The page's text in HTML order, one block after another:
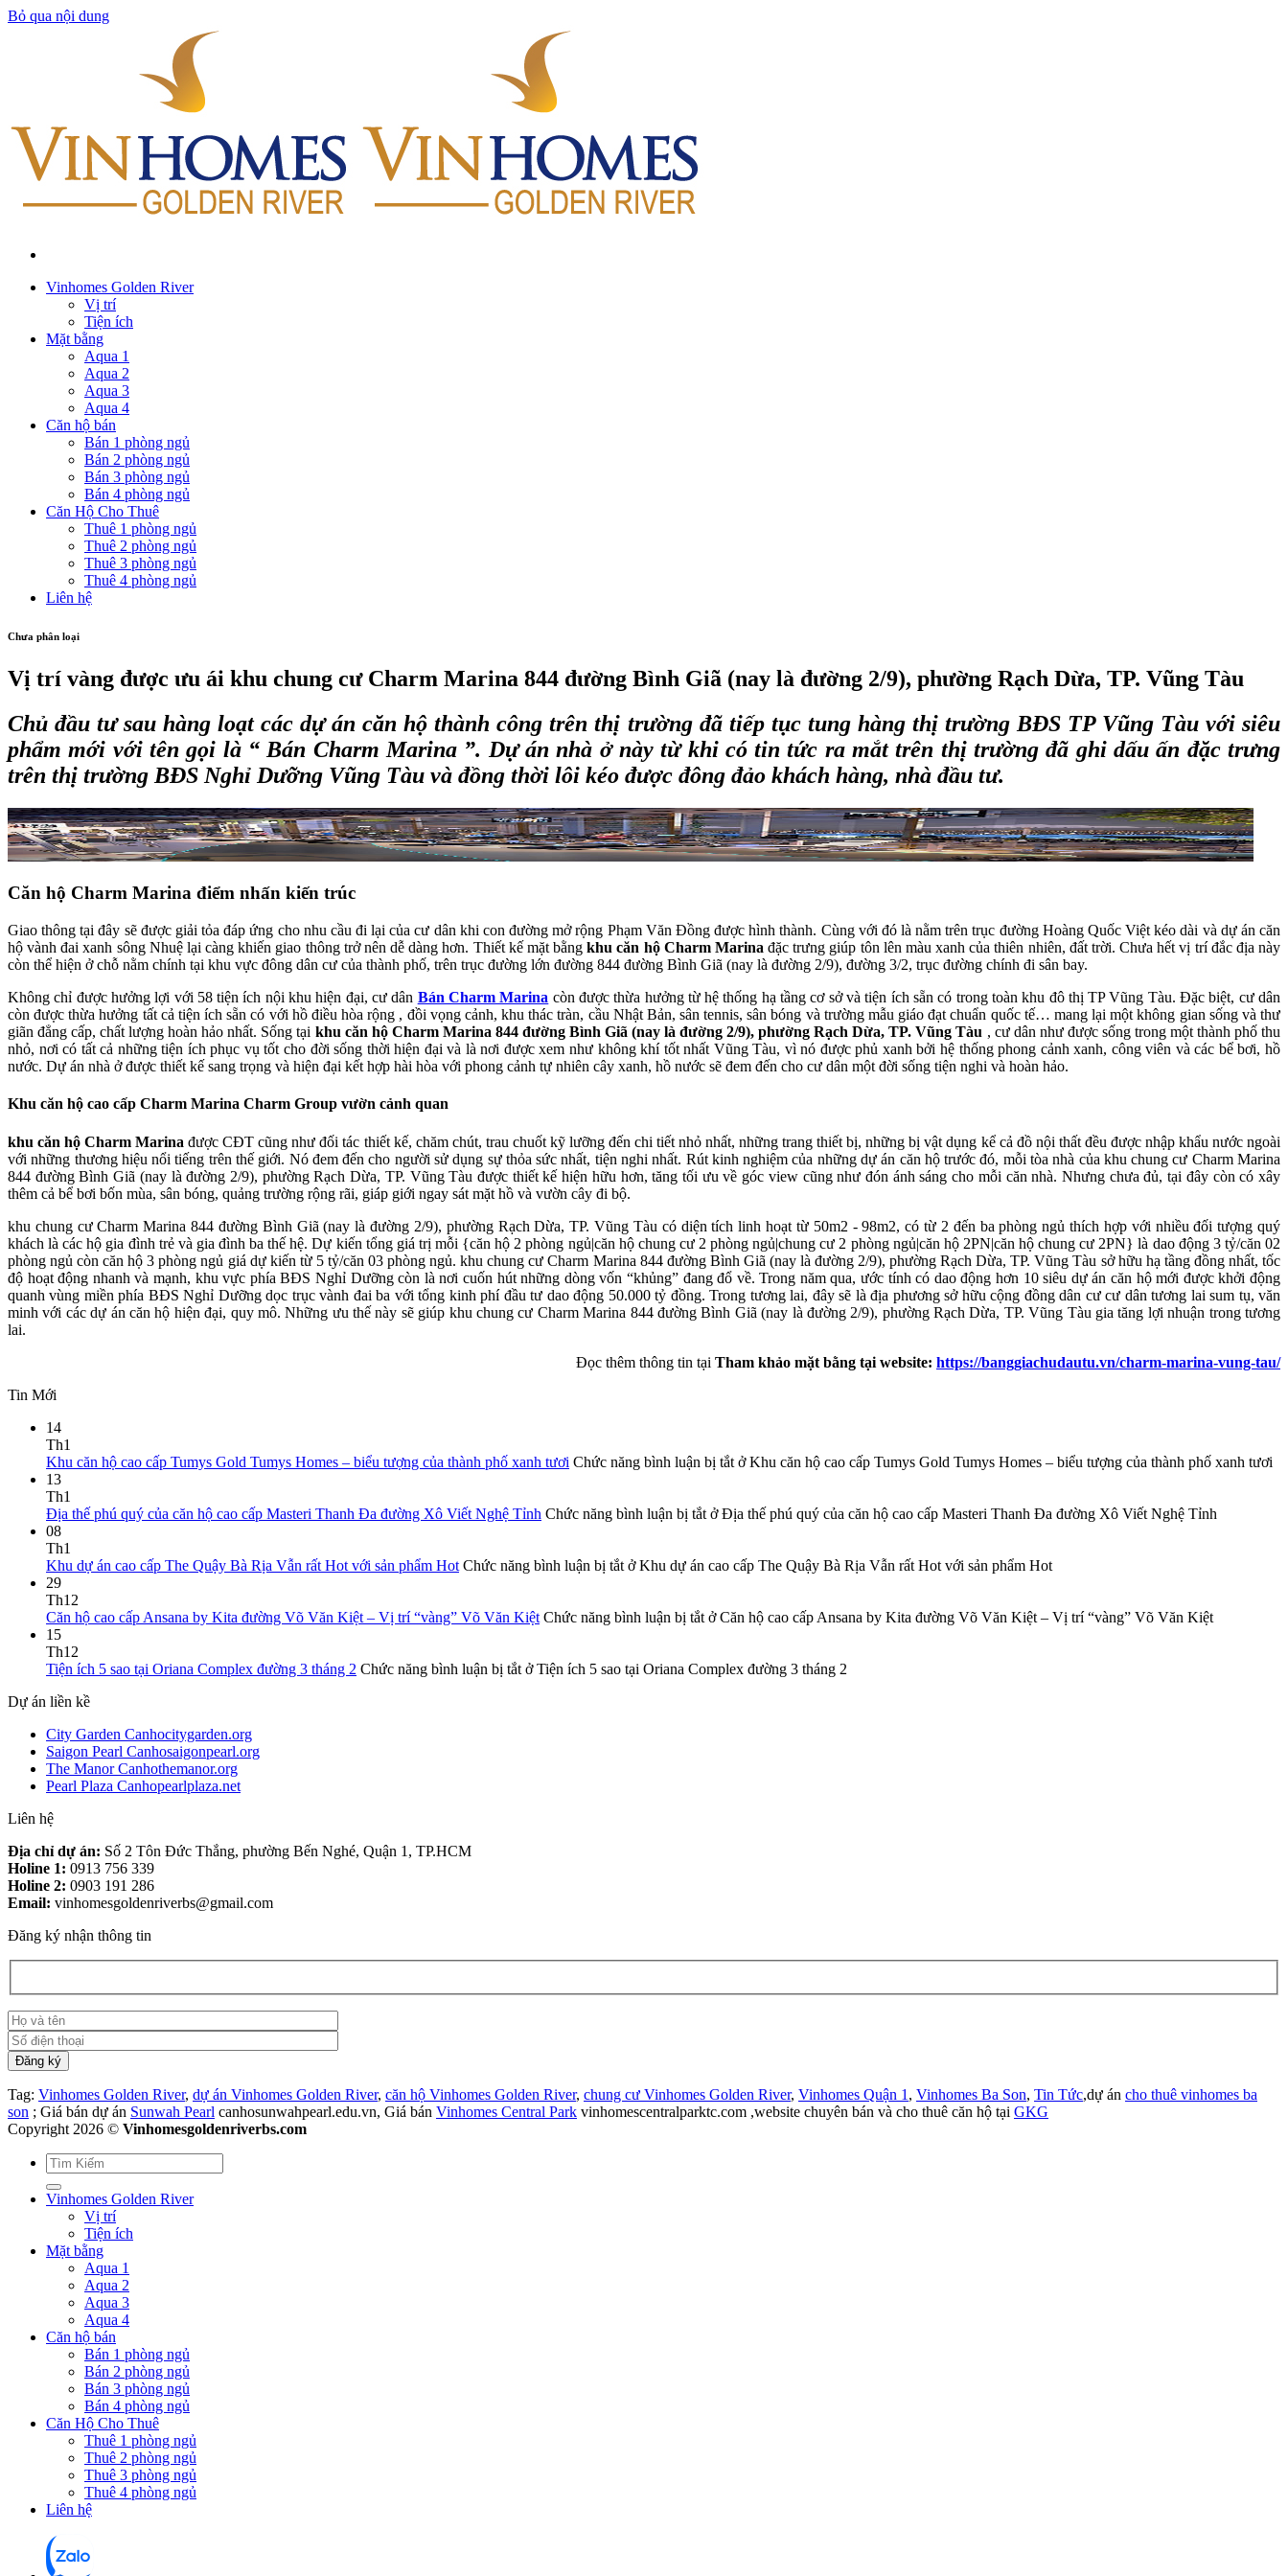
Bỏ qua nội dung
Vinhomes Golden River
Vị trí
Tiện ích
Mặt bằng
Aqua 1
Aqua 2
Aqua 3
Aqua 4
Căn hộ bán
Bán 1 phòng ngủ
Bán 2 phòng ngủ
Bán 3 phòng ngủ
Bán 4 phòng ngủ
Căn Hộ Cho Thuê
Thuê 1 phòng ngủ
Thuê 2 phòng ngủ
Thuê 3 phòng ngủ
Thuê 4 phòng ngủ
Liên hệ
Chưa phân loại
Vị trí vàng được ưu ái khu chung cư Charm Marina 844 đường Bình Giã (nay là đường 2/9), phường Rạch Dừa, TP. Vũng Tàu
Chủ đầu tư sau hàng loạt các dự án căn hộ thành công trên thị trường đã tiếp tục tung hàng thị trường BĐS TP Vũng Tàu với siêu
phẩm mới với tên gọi là “ Bán Charm Marina”. Dự án nhà ở này từ khi có tin tức ra mắt trên thị trường đã ghi dấu ấn đặc trưng
trên thị trường BĐS Nghỉ Dưỡng Vũng Tàu và đồng thời lôi kéo được đông đảo khách hàng, nhà đầu tư.
Căn hộ Charm Marina điểm nhấn kiến trúc
Giao thông tại đây sẽ được giải tỏa đáp ứng cho nhu cầu đi lại của cư dân khi con đường mở rộng Phạm Văn Đồng được hình thành. Cùng với đó là nằm trên trục đường Hoàng Quốc Việt kéo dài và dự án căn
hộ vành đai xanh sông Nhuệ lại càng khiến giao thông trở nên dễ dàng hơn. Thiết kế mặt bằngkhu căn hộ Charm Marina đặc trưng giúp tôn lên màu xanh của thiên nhiên, đất trời. Chưa hết vị trí đắc địa này
còn thể hiện ở chỗ nằm chính tại khu vực đông dân cư của thành phố, trên trục đường lớn đường 844 đường Bình Giã (nay là đường 2/9), đường 3/2, trục đường chính đi sân bay.
Không chỉ được hưởng lợi với 58 tiện ích nội khu hiện đại, cư dân Bán Charm Marina còn được thừa hưởng từ hệ thống hạ tầng cơ sở và tiện ích sẵn có trong toàn khu đô thị TP Vũng Tàu. Đặc biệt, cư dân
còn được thừa hưởng tất cả tiện ích sẵn có với hồ điều hòa rộng , đồi vọng cảnh, khu thác tràn, cầu Nhật Bản, sân tennis, sân bóng và trường mẫu giáo đạt chuẩn quốc tế… mang lại một không gian sống và thư
giãn đẳng cấp, chất lượng hoàn hảo nhất. Sống tại khu căn hộ Charm Marina 844 đường Bình Giã (nay là đường 2/9), phường Rạch Dừa, TP. Vũng Tàu , cư dân như được sống trong một thành phố thu
nhỏ, nơi có tất cả những tiện ích phục vụ tốt cho đời sống thời hiện đại và là nơi được xem như không khí tốt nhất Vũng Tàu, vì nó được phủ xanh bởi hệ thống phong cảnh xanh, công viên và các bể bơi, hồ
nước. Dự án nhà ở được thiết kế sang trọng và hiện đại kết hợp hài hòa với phong cảnh tự nhiên cây xanh, hồ nước sẽ đem đến cho cư dân một đời sống tiện nghi và hoàn hảo.
Khu căn hộ cao cấp Charm Marina Charm Group vườn cảnh quan
khu căn hộ Charm Marina được CĐT cũng như đối tác thiết kế, chăm chút, trau chuốt kỹ lưỡng đến chi tiết nhỏ nhất, những trang thiết bị, những bị vật dụng kể cả đồ nội thất đều được nhập khẩu nước ngoài
với những thương hiệu nổi tiếng trên thế giới. Nó đem đến cho người sử dụng sự thỏa sức nhất, tiện nghi nhất. Rút kinh nghiệm của những dự án căn hộ trước đó, mỗi tòa nhà của khu chung cư Charm Marina
844 đường Bình Giã (nay là đường 2/9), phường Rạch Dừa, TP. Vũng Tàu được thiết kế hiện hữu hơn, tăng tối ưu về góc view cũng như đón ánh sáng cho mỗi căn nhà. Nhưng chưa đủ, tại đây còn có xây
thêm cả bể bơi bốn mùa, sân bóng, quảng trường rộng rãi, giáp giới ngay sát mặt hồ và vườn cây đi bộ.
khu chung cư Charm Marina 844 đường Bình Giã (nay là đường 2/9), phường Rạch Dừa, TP. Vũng Tàu có diện tích linh hoạt từ 50m2 - 98m2, có từ 2 đến ba phòng ngủ thích hợp với nhiều đối tượng quý
khách là các hộ gia đình trẻ và gia đình ba thế hệ. Dự kiến tổng giá trị mỗi {căn hộ 2 phòng ngủ|căn hộ chung cư 2 phòng ngủ|chung cư 2 phòng ngủ|căn hộ 2PN|căn hộ chung cư 2PN} là dao động 3 tỷ/căn 02
phòng ngủ còn căn hộ 3 phòng ngủ giá dự kiến từ 5 tỷ/căn 03 phòng ngủ. khu chung cư Charm Marina 844 đường Bình Giã (nay là đường 2/9), phường Rạch Dừa, TP. Vũng Tàu sở hữu hạ tầng đồng nhất, tốc
độ hoạt động nhanh và mạnh, khu vực phía BĐS Nghỉ Dưỡng còn là nơi cuốn hút những dòng vốn “khủng” đang đổ về. Trong năm qua, ước tính có dao động hơn 10 siêu dự án căn hộ mới được khởi động
quanh vùng miền phía BĐS Nghỉ Dưỡng dọc trục vành đai ba với tổng kinh phí đầu tư dao động 50.000 tỷ đồng. Trong tương lai, đây sẽ là địa phương sở hữu cộng đồng dân cư cư dân tương lai sum tụ, văn
minh với các dự án căn hộ hiện đại, quy mô. Những ưu thế này sẽ giúp khu chung cư Charm Marina 844 đường Bình Giã (nay là đường 2/9), phường Rạch Dừa, TP. Vũng Tàu gia tăng lợi nhuận trong tương
lai.
Đọc thêm thông tin tại Tham khảo mặt bằng tại website: https://banggiachudautu.vn/charm-marina-vung-tau/
Tin Mới
14
Th1
Khu căn hộ cao cấp Tumys Gold Tumys Homes – biểu tượng của thành phố xanh tươi Chức năng bình luận bị tắt ở Khu căn hộ cao cấp Tumys Gold Tumys Homes – biểu tượng của thành phố xanh tươi
13
Th1
Địa thế phú quý của căn hộ cao cấp Masteri Thanh Đa đường Xô Viết Nghệ Tỉnh Chức năng bình luận bị tắt ở Địa thế phú quý của căn hộ cao cấp Masteri Thanh Đa đường Xô Viết Nghệ Tỉnh
08
Th1
Khu dự án cao cấp The Quậy Bà Rịa Vẫn rất Hot với sản phẩm Hot Chức năng bình luận bị tắt ở Khu dự án cao cấp The Quậy Bà Rịa Vẫn rất Hot với sản phẩm Hot
29
Th12
Căn hộ cao cấp Ansana by Kita đường Võ Văn Kiệt – Vị trí “vàng” Võ Văn Kiệt Chức năng bình luận bị tắt ở Căn hộ cao cấp Ansana by Kita đường Võ Văn Kiệt – Vị trí “vàng” Võ Văn Kiệt
15
Th12
Tiện ích 5 sao tại Oriana Complex đường 3 tháng 2 Chức năng bình luận bị tắt ở Tiện ích 5 sao tại Oriana Complex đường 3 tháng 2
Dự án liền kề
City Garden Canhocitygarden.org
Saigon Pearl Canhosaigonpearl.org
The Manor Canhothemanor.org
Pearl Plaza Canhopearlplaza.net
Liên hệ
Địa chỉ dự án: Số 2 Tôn Đức Thắng, phường Bến Nghé, Quận 1, TP.HCM
Holine 1: 0913 756 339
Holine 2: 0903 191 286
Email: vinhomesgoldenriverbs@gmail.com
Đăng ký nhận thông tin
Tag: Vinhomes Golden River, dự án Vinhomes Golden River, căn hộ Vinhomes Golden River, chung cư Vinhomes Golden River, Vinhomes Quận 1 , Vinhomes Ba Son, Tin Tức,dự án cho thuê vinhomes ba
son ; Giá bán dự án Sunwah Pearl canhosunwahpearl.edu.vn, Giá bán Vinhomes Central Park vinhomescentralparktc.com ,website chuyên bán và cho thuê căn hộ tại GKG
Copyright 2026 © Vinhomesgoldenriverbs.com
Vinhomes Golden River
Vị trí
Tiện ích
Mặt bằng
Aqua 1
Aqua 2
Aqua 3
Aqua 4
Căn hộ bán
Bán 1 phòng ngủ
Bán 2 phòng ngủ
Bán 3 phòng ngủ
Bán 4 phòng ngủ
Căn Hộ Cho Thuê
Thuê 1 phòng ngủ
Thuê 2 phòng ngủ
Thuê 3 phòng ngủ
Thuê 4 phòng ngủ
Liên hệ